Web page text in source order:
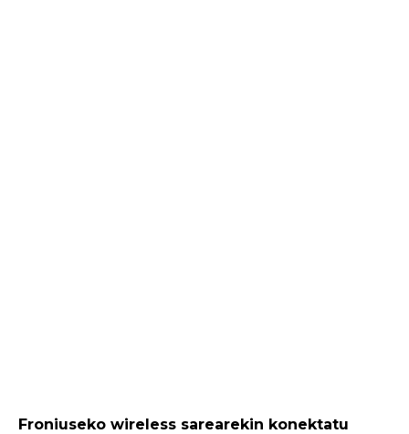
Froniuseko wireless sarearekin konektatu